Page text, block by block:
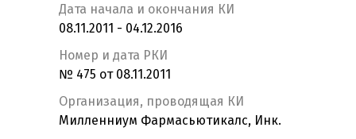
Дата начала и окончания КИ
08.11.2011 - 04.12.2016
Номер и дата РКИ
№ 475 от 08.11.2011
Организация, проводящая КИ
Милленниум Фармасьютикалс, Инк.